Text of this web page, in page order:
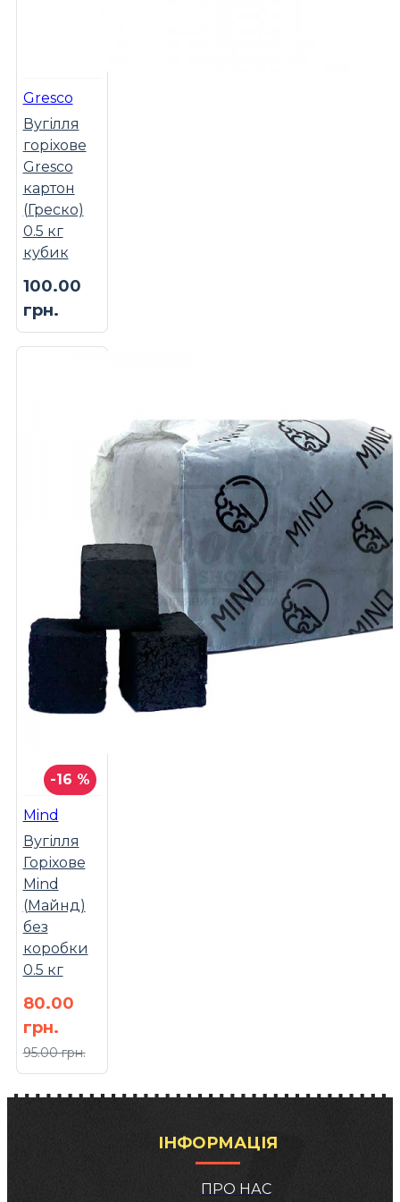
Gresco
Вугілля
горіхове
Gresco
картон
(Греско)
0.5 кг
кубик
100.00
грн.
-16 %
Mind
Вугілля
Горіхове
Mind
(Майнд)
без
коробки
0.5 кг
80.00
грн.
95.00 грн.
ІНФОРМАЦІЯ
ПРО НАС